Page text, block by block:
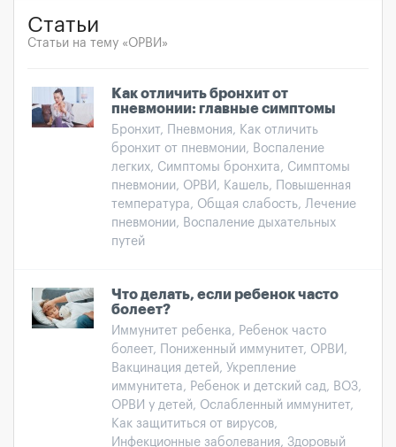
Статьи
Статьи на тему «ОРВИ»
Как отличить бронхит от
пневмонии: главные симптомы
Бронхит, Пневмония, Как отличить
бронхит от пневмонии, Воспаление
легких, Симптомы бронхита, Симптомы
пневмонии, ОРВИ, Кашель, Повышенная
температура, Общая слабость, Лечение
пневмонии, Воспаление дыхательных
путей
Что делать, если ребенок часто
болеет?
Иммунитет ребенка, Ребенок часто
болеет, Пониженный иммунитет, ОРВИ,
Вакцинация детей, Укрепление
иммунитета, Ребенок и детский сад, ВОЗ,
ОРВИ у детей, Ослабленный иммунитет,
Как защититься от вирусов,
Инфекционные заболевания, Здоровый